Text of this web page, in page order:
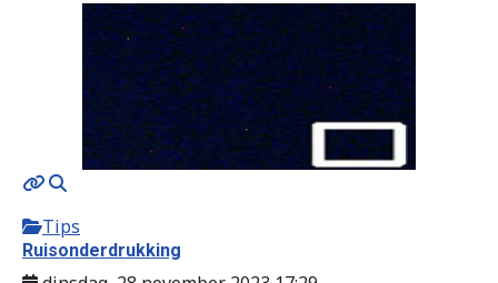
Tips
Ruisonderdrukking